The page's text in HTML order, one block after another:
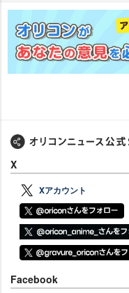
X
Xアカウント
Facebook